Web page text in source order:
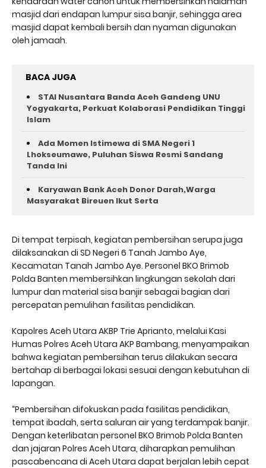
masjid dari endapan lumpur sisa banjir, sehingga area
masjid dapat kembali bersih dan nyaman digunakan
oleh jamaah.
BACA JUGA
STAI Nusantara Banda Aceh Gandeng UNU
Yogyakarta, Perkuat Kolaborasi Pendidikan Tinggi
Islam
Ada Momen Istimewa di SMA Negeri 1
Lhokseumawe, Puluhan Siswa Resmi Sandang
Tanda Ini
Karyawan Bank Aceh Donor Darah,Warga
Masyarakat Bireuen Ikut Serta
Di tempat terpisah, kegiatan pembersihan serupa juga
dilaksanakan di SD Negeri 6 Tanah Jambo Aye,
Kecamatan Tanah Jambo Aye. Personel BKO Brimob
Polda Banten membersihkan lingkungan sekolah dari
lumpur dan material sisa banjir sebagai bagian dari
percepatan pemulihan fasilitas pendidikan.
Kapolres Aceh Utara AKBP Trie Aprianto, melalui Kasi
Humas Polres Aceh Utara AKP Bambang, menyampaikan
bahwa kegiatan pembersihan terus dilakukan secara
bertahap di berbagai lokasi sesuai dengan kebutuhan di
lapangan.
“Pembersihan difokuskan pada fasilitas pendidikan,
tempat ibadah, serta saluran air yang terdampak banjir.
Dengan keterlibatan personel BKO Brimob Polda Banten
dan jajaran Polres Aceh Utara, diharapkan pemulihan
pascabencana di Aceh Utara dapat berjalan lebih cepat